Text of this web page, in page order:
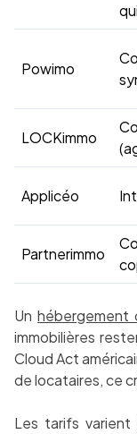
Powimo
LOCKimmo
Applicéo
Partnerimmo
Unhébergement
immobilières
Cloud Act
de locataires, ce
Les tarifs